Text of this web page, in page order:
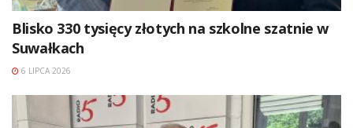
Blisko 330 tysięcy złotych na szkolne szatnie w
Suwałkach
6 LIPCA 2026